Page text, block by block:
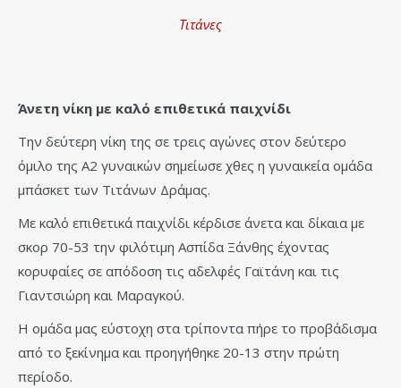
Τιτάνες
Άνετη νίκη με καλό επιθετικά παιχνίδι
Την δεύτερη νίκη της σε τρεις αγώνες στον δεύτερο
όμιλο της Α2 γυναικών σημείωσε χθες η γυναικεία ομάδα
μπάσκετ των Τιτάνων Δράμας.
Με καλό επιθετικά παιχνίδι κέρδισε άνετα και δίκαια με
σκορ 70-53 την φιλότιμη Ασπίδα Ξάνθης έχοντας
κορυφαίες σε απόδοση τις αδελφές Γαϊτάνη και τις
Γιαντσιώρη και Μαραγκού.
Η ομάδα μας εύστοχη στα τρίποντα πήρε το προβάδισμα
από το ξεκίνημα και προηγήθηκε 20-13 στην πρώτη
περίοδο.